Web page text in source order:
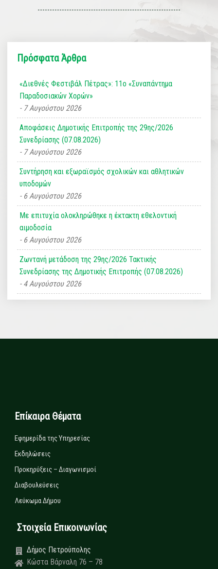
Πρόσφατα Άρθρα
«Διεθνές Φεστιβάλ Πέτρας»: 11ο «Συναπάντημα
Παραδοσιακών Χορών»
7 Αυγούστου 2026
Αποφάσεις Δημοτικής Επιτροπής της 29ης/2026
Συνεδρίασης (07.08.2026)
7 Αυγούστου 2026
Συντήρηση και εξωραϊσμός σχολικών και αθλητικών
υποδομών
6 Αυγούστου 2026
Με επιτυχία ολοκληρώθηκε η έκτακτη εθελοντική
αιμοδοσία
6 Αυγούστου 2026
Ζωντανή μετάδοση της 29ης/2026 Τακτικής
Συνεδρίασης της Δημοτικής Επιτροπής (07.08.2026)
4 Αυγούστου 2026
Επίκαιρα Θέματα
Εφημερίδα της Υπηρεσίας
Εκδηλώσεις
Προκηρύξεις – Διαγωνισμοί
Διαβουλεύσεις
Λεύκωμα Δήμου
Στοιχεία Επικοινωνίας
Δήμος Πετρούπολης
Κώστα Βάρναλη 76 – 78